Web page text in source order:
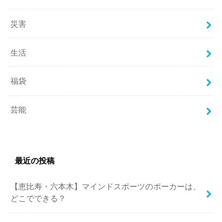
災害
生活
福袋
芸能
最近の投稿
【恵比寿・六本木】マインドスポーツのポーカーは、
どこでできる？